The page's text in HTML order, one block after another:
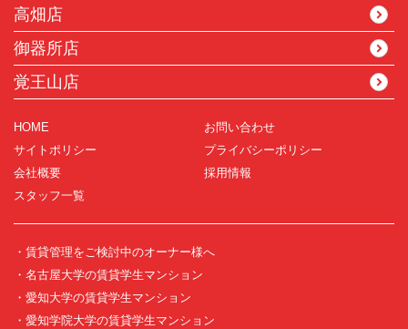
高畑店
御器所店
覚王山店
HOME
お問い合わせ
サイトポリシー
プライバシーポリシー
会社概要
採用情報
スタッフ一覧
・賃貸管理をご検討中のオーナー様へ
・名古屋大学の賃貸学生マンション
・愛知大学の賃貸学生マンション
・愛知学院大学の賃貸学生マンション